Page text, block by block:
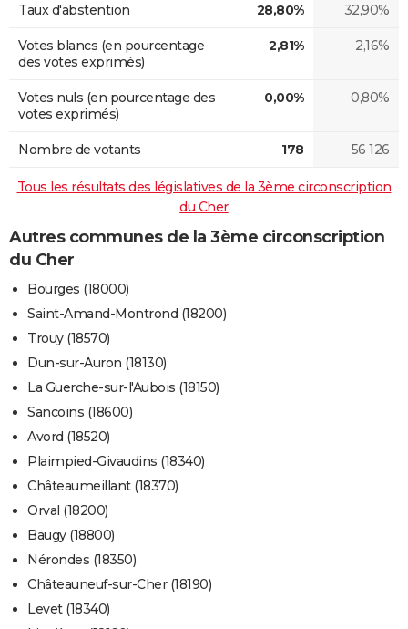
Taux d'abstention 28,80% 32,90%
Votes blancs (en pourcentage
des votes exprimés)
2,81% 2,16%
Votes nuls (en pourcentage des
votes exprimés)
0,00% 0,80%
Nombre de votants 178 56 126
Tous les résultats des législatives de la 3ème circonscription
du Cher
Autres communes de la 3ème circonscription
du Cher
Bourges (18000)
Saint-Amand-Montrond (18200)
Trouy (18570)
Dun-sur-Auron (18130)
La Guerche-sur-l'Aubois (18150)
Sancoins (18600)
Avord (18520)
Plaimpied-Givaudins (18340)
Châteaumeillant (18370)
Orval (18200)
Baugy (18800)
Nérondes (18350)
Châteauneuf-sur-Cher (18190)
Levet (18340)